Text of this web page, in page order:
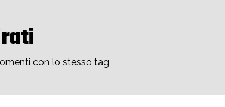
con lo stesso tag